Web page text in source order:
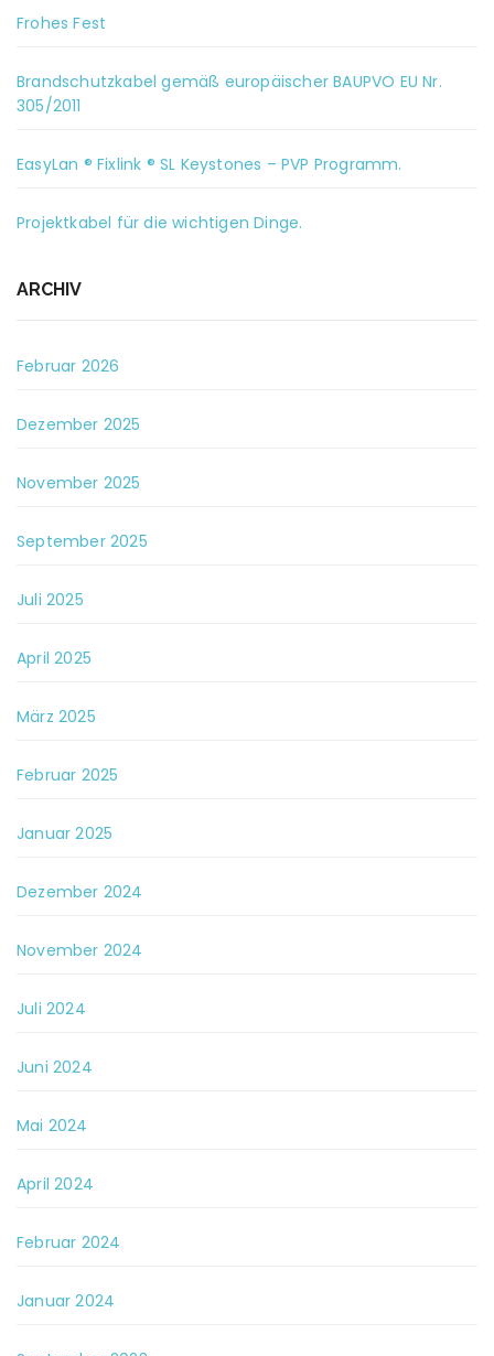
Frohes Fest
Brandschutzkabel gemäß europäischer BAUPVO EU Nr.
305/2011
EasyLan ® Fixlink ® SL Keystones – PVP Programm.
Projektkabel für die wichtigen Dinge.
ARCHIV
Februar 2026
Dezember 2025
November 2025
September 2025
Juli 2025
April 2025
März 2025
Februar 2025
Januar 2025
Dezember 2024
November 2024
Juli 2024
Juni 2024
Mai 2024
April 2024
Februar 2024
Januar 2024